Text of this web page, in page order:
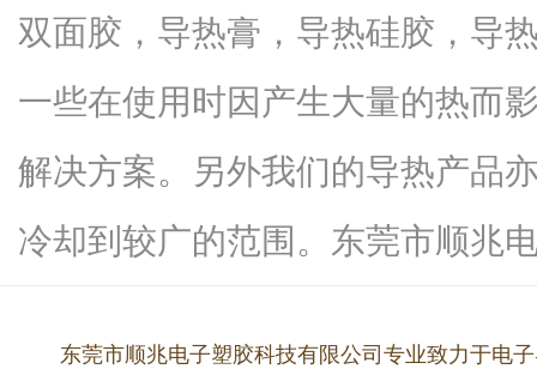
双面胶，导热膏，导热硅胶，导
一些在使用时因产生大量的热而
解决方案。另外我们的导热产品
冷却到较广的范围。东莞市顺兆
东莞市顺兆电子塑胶科技有限公司专业致力于电子